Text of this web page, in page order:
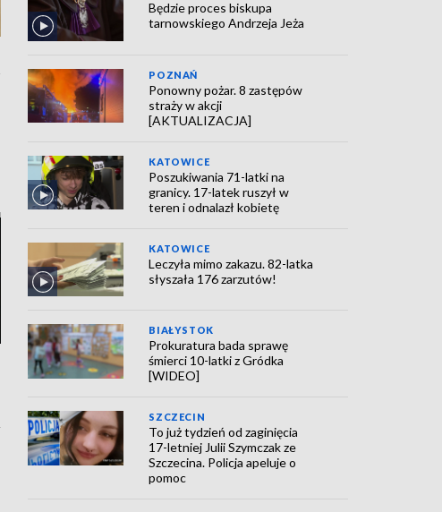
Będzie proces biskupa
tarnowskiego Andrzeja Jeża
POZNAŃ
Ponowny pożar. 8 zastępów
straży w akcji
[AKTUALIZACJA]
KATOWICE
Poszukiwania 71-latki na
granicy. 17-latek ruszył w
teren i odnalazł kobietę
KATOWICE
Leczyła mimo zakazu. 82-latka
słyszała 176 zarzutów!
BIAŁYSTOK
Prokuratura bada sprawę
śmierci 10-latki z Gródka
[WIDEO]
SZCZECIN
To już tydzień od zaginięcia
17-letniej Julii Szymczak ze
Szczecina. Policja apeluje o
pomoc